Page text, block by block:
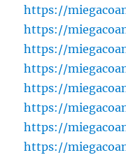
https://
https://
https://
https://
https://
https://
https://
https://